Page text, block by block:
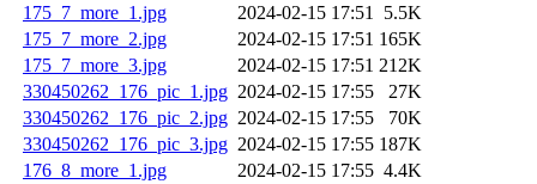
175_7_more_1.jpg
2024-02-15 17:51
5.5K
175_7_more_2.jpg
2024-02-15 17:51 165K
175_7_more_3.jpg
2024-02-15 17:51 212K
330450262_176_pic_1.jpg 2024-02-15 17:55
27K
330450262_176_pic_2.jpg 2024-02-15 17:55
70K
330450262_176_pic_3.jpg 2024-02-15 17:55 187K
176_8_more_1.jpg
2024-02-15 17:55 4.4K